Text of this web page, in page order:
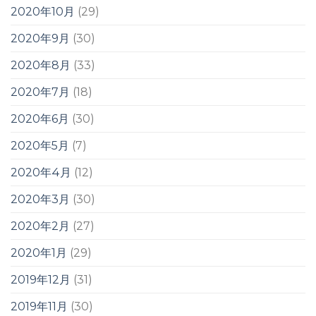
2020年10月 (29)
2020年9月 (30)
2020年8月 (33)
2020年7月 (18)
2020年6月 (30)
2020年5月 (7)
2020年4月 (12)
2020年3月 (30)
2020年2月 (27)
2020年1月 (29)
2019年12月 (31)
2019年11月 (30)